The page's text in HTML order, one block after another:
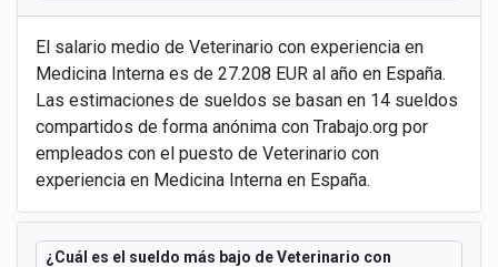
El salario medio de Veterinario con experiencia en
Medicina Interna es de 27.208 EUR al año en España.
Las estimaciones de sueldos se basan en 14 sueldos
compartidos de forma anónima con Trabajo.org por
empleados con el puesto de Veterinario con
experiencia en Medicina Interna en España.
¿Cuál es el sueldo más bajo de Veterinario con